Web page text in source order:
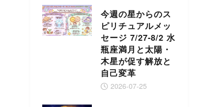
今週の星からのス
ピリチュアルメッ
セージ 7/27-8/2 水
瓶座満月と太陽・
木星が促す解放と
自己変革
2026-07-25